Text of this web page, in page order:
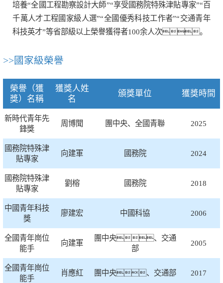
榮譽
歷史
水運
市政
建筑
橋梁
隧道
工程
工程
試驗
黨群
公告
創新
博士
知識
人才
招聘
聯系
培養“全國工程勘察設計大師”“享受國務院特殊津貼專家”“百
千萬人才工程國家級人選”“全國優秀科技工作者”“交通青年
科技英才”等省部級以上榮譽獲得者100余人次。
>>國家級榮譽
榮譽（獲
獎）名稱
獲獎人姓
名
頒獎單位 獲獎時間
新時代青年先
鋒獎
周博聞 團中央、全國青聯 2025
國務院特殊津
貼專家
向建軍 國務院 2024
國務院特殊津
貼專家
劉榕 國務院 2018
中國青年科技
獎
廖建宏 中國科協 2006
全國青年崗位
能手
向建軍
團中央、交通
部
2005
全國青年崗位
能手
肖應紅 團中央、交通部 2017